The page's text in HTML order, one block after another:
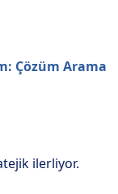
Çözüm Arama
ilerliyor.